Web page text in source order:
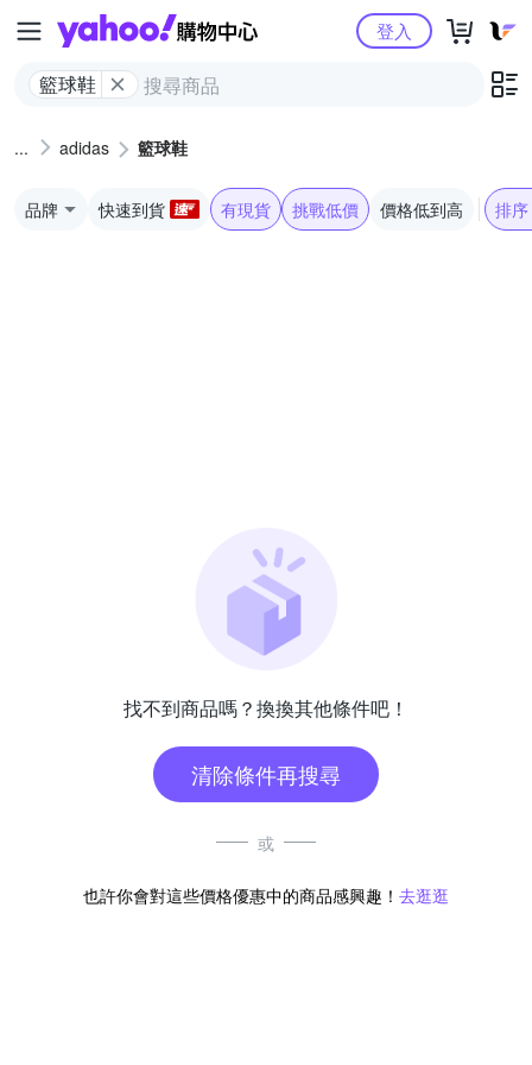
Yahoo購物中心
籃球鞋
登入
adidas 籃球鞋
品牌 快速到貨 有現貨 挑戰低價 價格低到高 排序
找不到商品嗎？換換其他條件吧！
清除條件再搜尋
或
也許你會對這些價格優惠中的商品感興趣！ 去逛逛